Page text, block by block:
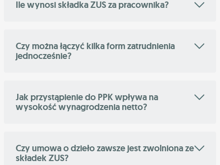
Ile wynosi składka ZUS za pracownika?
Czy można łączyć kilka form zatrudnienia
jednocześnie?
Jak przystąpienie do PPK wpływa na
wysokość wynagrodzenia netto?
Czy umowa o dzieło zawsze jest zwolniona ze
składek ZUS?